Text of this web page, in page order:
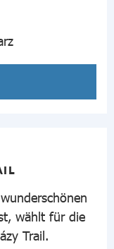
wählt für die
Trail.